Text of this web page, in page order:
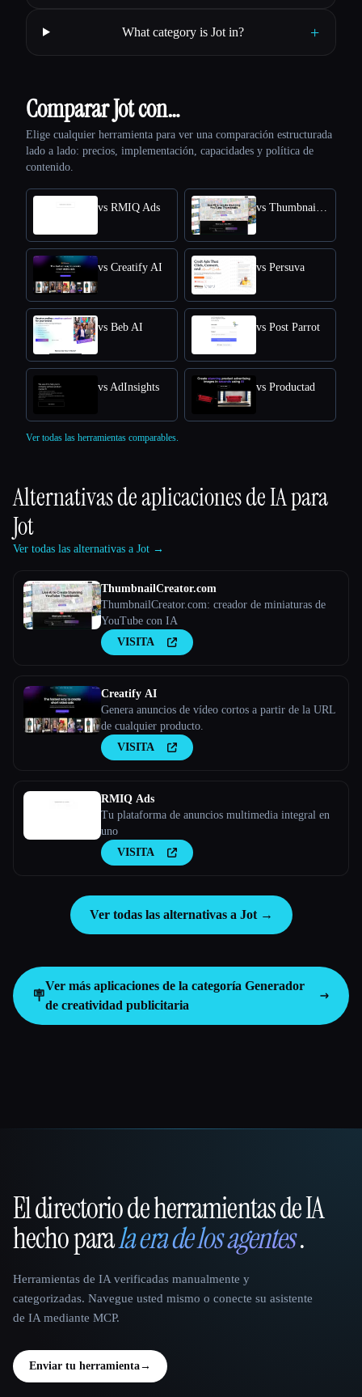
What category is Jot in? +
Comparar Jot con…
Elige cualquier herramienta para ver una comparación estructurada
lado a lado: precios, implementación, capacidades y política de
contenido.
vs RMIQ Ads
vs Creatify AI vs Persuva
vs Beb AI vs Post Parrot
vs AdInsights vs Productad
Ver todas las herramientas comparables.
Alternativas de aplicaciones de IA para
Jot
Ver todas las alternativas a Jot →
ThumbnailCreator.com
ThumbnailCreator.com: creador de miniaturas de
YouTube con IA
VISITA
Creatify AI
Genera anuncios de vídeo cortos a partir de la URL
de cualquier producto.
VISITA
RMIQ Ads
Tu plataforma de anuncios multimedia integral en
uno
VISITA
Ver todas las alternativas a Jot →
🪧
Ver más aplicaciones de la categoría Generador
de creatividad publicitaria
That AI Collection
El directorio de herramientas de IA
hecho parala era de los agentes.
Herramientas de IA verificadas manualmente y
categorizadas. Navegue usted mismo o conecte su asistente
de IA mediante MCP.
Enviar tu herramienta→